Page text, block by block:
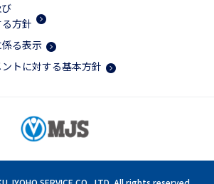
方針
る表示
トに対する基本方針